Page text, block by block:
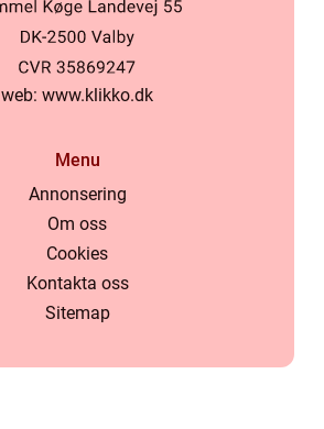
web: www.klikko.dk
Menu
Annonsering
Om oss
Cookies
Kontakta oss
Sitemap